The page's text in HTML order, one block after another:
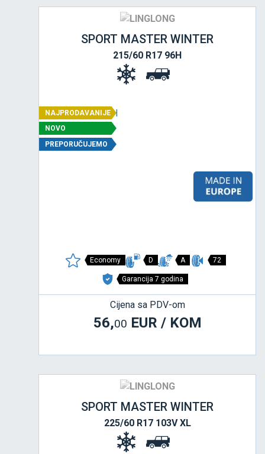
SPORT MASTER WINTER
215/60 R17 96H
NAJPRODAVANIJE
NOVO
PREPORUČUJEMO
Economy D A 72
Garancija 7 godina
Cijena sa PDV-om
56,00 EUR / KOM
SPORT MASTER WINTER
225/60 R17 103V XL